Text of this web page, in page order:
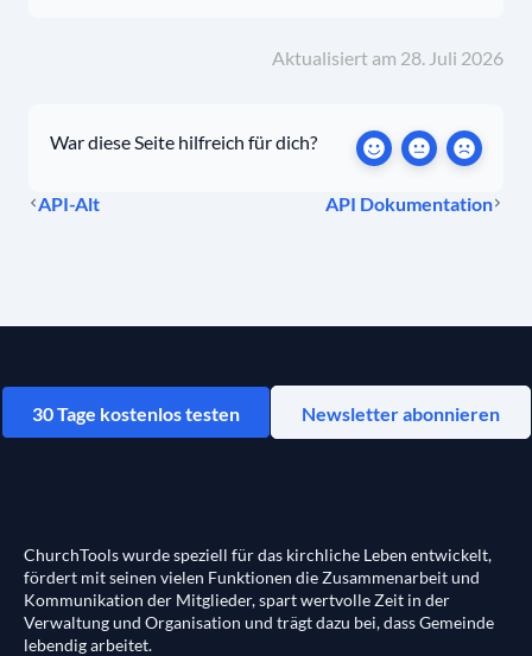
Aktualisiert am 28. Juli 2026
War diese Seite hilfreich für dich?
API-Alt API Dokumentation
30 Tage kostenlos testen Newsletter abonnieren
ChurchTools wurde speziell für das kirchliche Leben entwickelt,
fördert mit seinen vielen Funktionen die Zusammenarbeit und
Kommunikation der Mitglieder, spart wertvolle Zeit in der
Verwaltung und Organisation und trägt dazu bei, dass Gemeinde
lebendig arbeitet.